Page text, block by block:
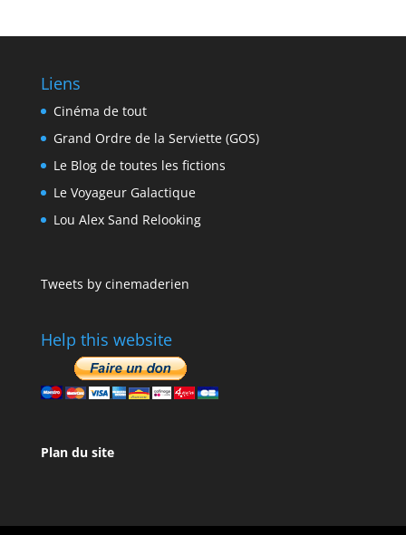
Liens
Cinéma de tout
Grand Ordre de la Serviette (GOS)
Le Blog de toutes les fictions
Le Voyageur Galactique
Lou Alex Sand Relooking
Tweets by cinemaderien
Help this website
Plan du site